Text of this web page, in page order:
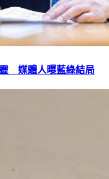
靈 媒體人曝藍綠結局